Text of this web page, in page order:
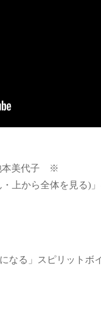
本美代子 ※
上から全体を見る)
なる」スピリット